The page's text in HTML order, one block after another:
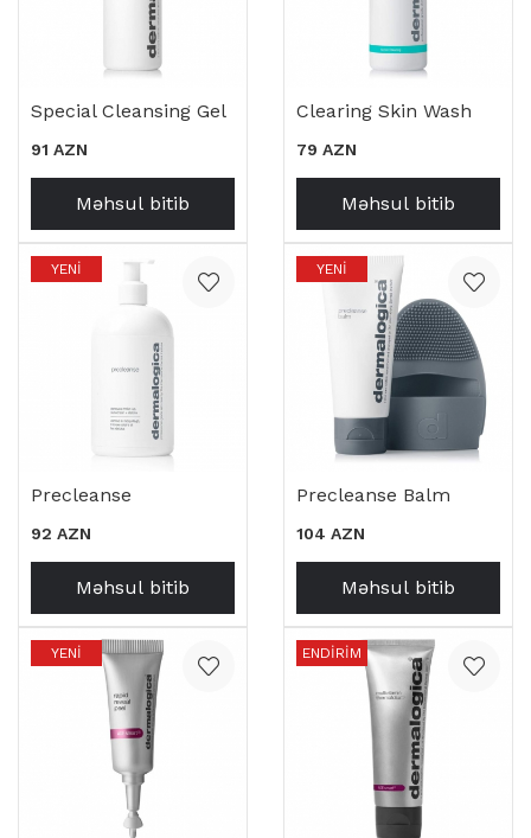
Special Cleansing Gel
91 AZN
Məhsul bitib
Clearing Skin Wash
79 AZN
Məhsul bitib
YENI
Precleanse
92 AZN
Məhsul bitib
YENI
Precleanse Balm
104 AZN
Məhsul bitib
YENI ENDIRIM